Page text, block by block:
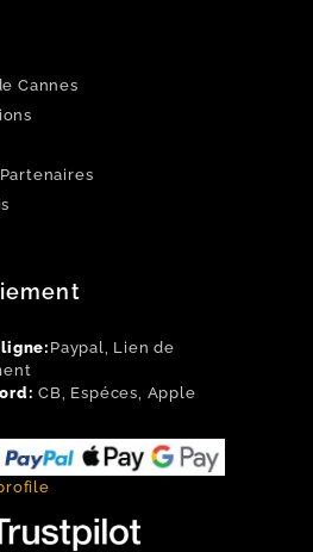
Cannes
Paypal, Lien de
CB, Espéces, Apple
Flickr